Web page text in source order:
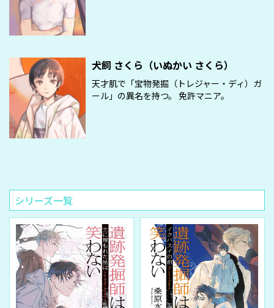
犬飼 さくら（いぬかい さくら）
天才肌で「宝物発掘（トレジャー・ディ）ガ
ール」の異名を持つ。 免許マニア。
シリーズ一覧